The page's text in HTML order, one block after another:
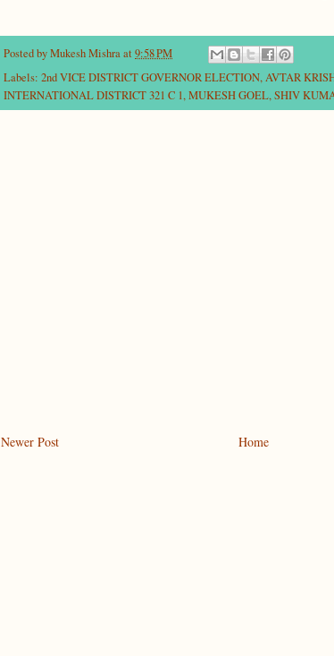
Posted byMukesh Mishraat 9:58 PM
Labels: 2nd VICE DISTRICT GOVERNOR ELECTION,AVTAR
INTERNATIONAL DISTRICT 321 C 1,MUKESH GOEL,SHIV
Newer Post Home